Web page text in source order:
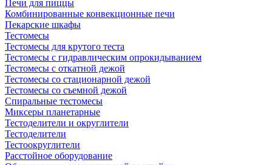
Печи для пиццы
Комбинированные конвекционные печи
Пекарские шкафы
Тестомесы
Тестомесы для крутого теста
Тестомесы с гидравлическим опрокидыванием
Тестомесы с откатной дежой
Тестомесы со стационарной дежой
Тестомесы со съемной дежой
Спиральные тестомесы
Миксеры планетарные
Тестоделители и округлители
Тестоделители
Тестоокруглители
Расстойное оборудование